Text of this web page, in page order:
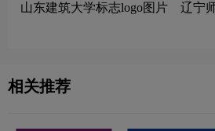
山东建筑大学标志logo图片 辽宁
相关推荐